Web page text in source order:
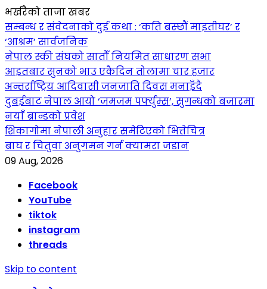
भर्खरैको ताजा खबर
सम्बन्ध र संवेदनाको दुई कथा : ‘कति बस्छौं माइतीघर’ र
‘आश्रम’ सार्वजनिक
नेपाल स्की संघको सातौँ नियमित साधारण सभा
आइतबार सुनको भाउ एकैदिन तोलामा चार हजार
अन्तर्राष्ट्रिय आदिवासी जनजाति दिवस मनाइँदै
दुबईबाट नेपाल आयो ‘जमजम पर्फ्युम्स’, सुगन्धको बजारमा
नयाँ ब्रान्डको प्रवेश
शिकागोमा नेपाली अनुहार समेटिएको भित्तेचित्र
बाघ र चितुवा अनुगमन गर्न क्यामरा जडान
09 Aug, 2026
Facebook
YouTube
tiktok
instagram
threads
Skip to content